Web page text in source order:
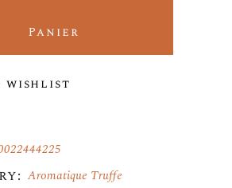
Panier
wishlist
Aromatique Truffe